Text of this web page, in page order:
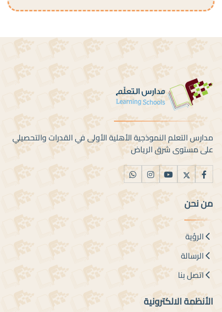
مدارس التعلم النموذجية الأهلية الأولى في القدرات والتحصيلي
على مستوى شرق الرياض
من نحن
الرؤية
الرسالة
اتصل بنا
الأنظمة الالكترونية